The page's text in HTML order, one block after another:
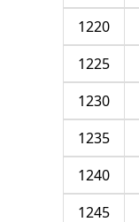
1220
1225
1230
1235
1240
1245